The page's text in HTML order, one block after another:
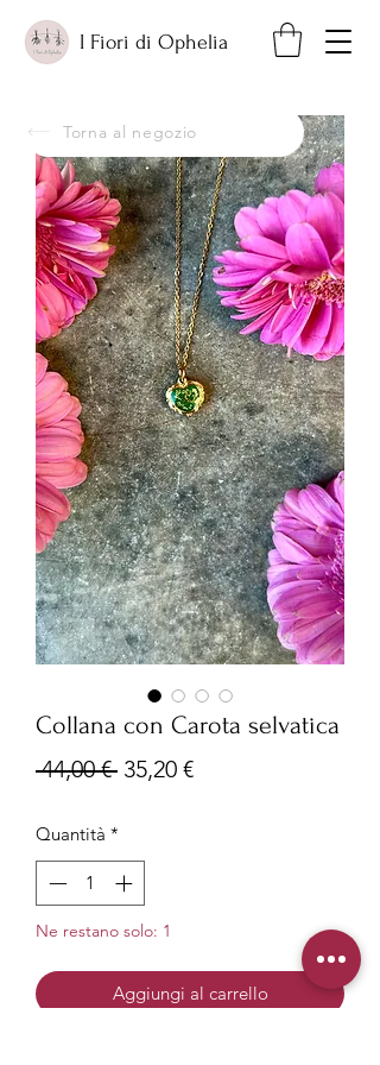
I Fiori di Ophelia
Collana con Carota selvatica
44,00 € Prezzo
35,20 €Prezzo
Quantità *
Ne restano solo: 1
Aggiungi al carrello
Torna al negozio